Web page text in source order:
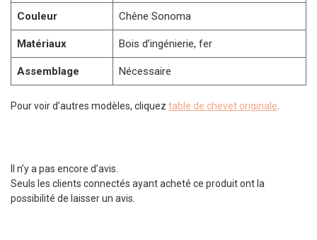
Couleur Chêne Sonoma
Matériaux Bois d’ingénierie, fer
Assemblage Nécessaire
Pour voir d’autres modèles, cliquez table de chevet originale
Il n’y a pas encore d’avis.
Seuls les clients connectés ayant acheté ce produit ont la
possibilité de laisser un avis.